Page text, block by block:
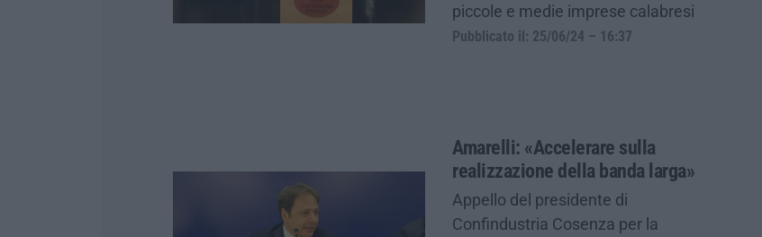
piccole e medie imprese calabresi
Pubblicato il: 25/06/24 – 16:37
Amarelli: «Accelerare sulla
realizzazione della banda larga»
Appello del presidente di
Confindustria Cosenza per la